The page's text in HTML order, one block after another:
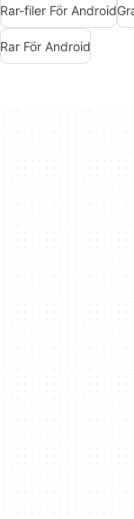
Rar-filer För Android
Rar För Android